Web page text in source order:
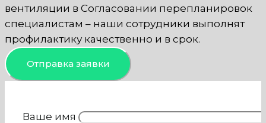
вентиляции в Согласовании перепланировок
специалистам – наши сотрудники выполнят
профилактику качественно и в срок.
Отправка заявки
Ваше имя